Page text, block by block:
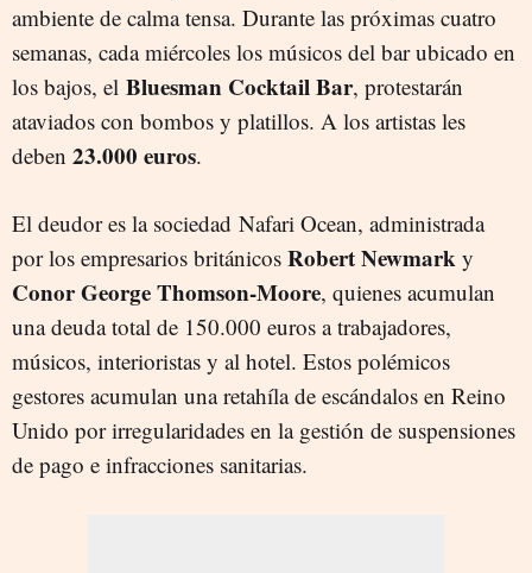
ambiente de calma tensa. Durante las próximas cuatro
semanas, cada miércoles los músicos del bar ubicado en
los bajos, el Bluesman Cocktail Bar, protestarán
ataviados con bombos y platillos. A los artistas les
deben 23.000 euros.
El deudor es la sociedad Nafari Ocean, administrada
por los empresarios británicos Robert Newmark y
Conor George Thomson-Moore, quienes acumulan
una deuda total de 150.000 euros a trabajadores,
músicos, interioristas y al hotel. Estos polémicos
gestores acumulan una retahíla de escándalos en Reino
Unido por irregularidades en la gestión de suspensiones
de pago e infracciones sanitarias.